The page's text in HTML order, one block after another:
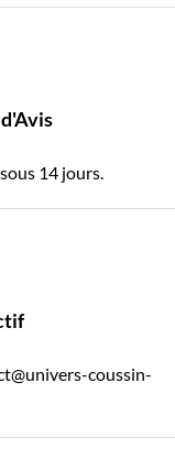
14 jours.
coussin-